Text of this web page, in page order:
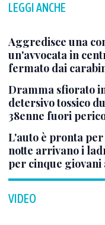
LEGGI ANCHE
Aggredisce una
un'avvocata in
fermato dai
Dramma sfiorato
detersivo tossico
38enne fuori
L'auto è pronta
notte arrivano i
per cinque giovani
VIDEO